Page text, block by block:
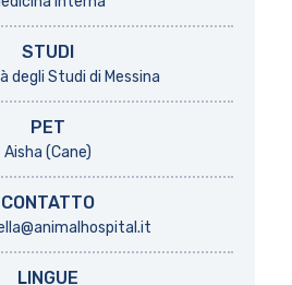
STUDI
degli Studi di Messina
PET
Aisha (Cane)
CONTATTO
LINGUE